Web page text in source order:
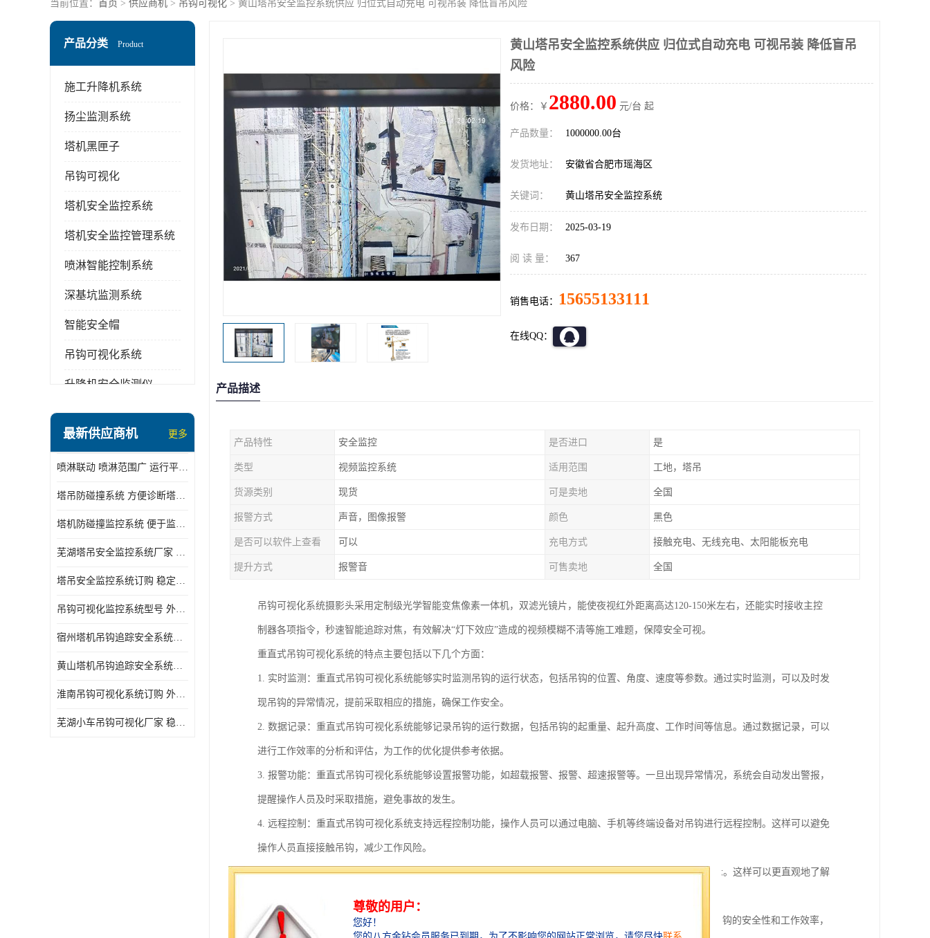
当前位置： 首页 > 供应商机 > 吊钩可视化 > 黄山塔吊安全监控系统供应 归位式自动充电 可视吊装 降低盲吊风险
产品分类 Product
施工升降机系统
扬尘监测系统
塔机黑匣子
吊钩可视化
塔机安全监控系统
塔机安全监控管理系统
喷淋智能控制系统
深基坑监测系统
智能安全帽
吊钩可视化系统
升降机安全监测仪
最新供应商机 更多
喷淋联动 喷淋范围广 运行平稳 噪音小
塔吊防碰撞系统 方便诊断塔机状态 自动变焦智能化跟踪
塔机防碰撞监控系统 便于监督和管理 主要应用于塔机的实时监控
芜湖塔吊安全监控系统厂家 外观简洁大方 减少盲吊引发的事故
塔吊安全监控系统订购 稳定性高 结构清晰稳定
吊钩可视化监控系统型号 外观简洁大方 信号稳定 抗干扰性强
宿州塔机吊钩追踪安全系统厂家 提高工作效率 结构清晰稳定
黄山塔机吊钩追踪安全系统价格 可远程查看 减少盲吊引发的事故
淮南吊钩可视化系统订购 外观简洁大方 体积小 占用空间小
芜湖小车吊钩可视化厂家 稳定性高 可视吊装 降低盲吊风险
黄山塔吊安全监控系统供应 归位式自动充电 可视吊装 降低盲吊
风险
价格：￥ 2880.00 元/台 起
产品数量： 1000000.00台
发货地址： 安徽省合肥市瑶海区
关键词： 黄山塔吊安全监控系统
发布日期： 2025-03-19
阅 读 量： 367
销售电话： 15655133111
在线QQ：
产品描述
产品特性 安全监控 是否进口 是
类型 视频监控系统 适用范围 工地，塔吊
货源类别 现货 可是卖地 全国
报警方式 声音，图像报警 颜色 黑色
是否可以软件上查看 可以 充电方式 接触充电、无线充电、太阳能板充电
提升方式 报警音 可售卖地 全国
吊钩可视化系统摄影头采用定制级光学智能变焦像素一体机，双滤光镜片，能使夜视红外距离高达120-150米左右，还能实时接收主控
制器各项指令，秒速智能追踪对焦，有效解决“灯下效应”造成的视频模糊不清等施工难题，保障安全可视。
重直式吊钩可视化系统的特点主要包括以下几个方面：
1. 实时监测：重直式吊钩可视化系统能够实时监测吊钩的运行状态，包括吊钩的位置、角度、速度等参数。通过实时监测，可以及时发
现吊钩的异常情况，提前采取相应的措施，确保工作安全。
2. 数据记录：重直式吊钩可视化系统能够记录吊钩的运行数据，包括吊钩的起重量、起升高度、工作时间等信息。通过数据记录，可以
进行工作效率的分析和评估，为工作的优化提供参考依据。
3. 报警功能：重直式吊钩可视化系统能够设置报警功能，如超载报警、报警、超速报警等。一旦出现异常情况，系统会自动发出警报，
提醒操作人员及时采取措施，避免事故的发生。
4. 远程控制：重直式吊钩可视化系统支持远程控制功能，操作人员可以通过电脑、手机等终端设备对吊钩进行远程控制。这样可以避免
操作人员直接接触吊钩，减少工作风险。
5. 数据分析：重直式吊钩可视化系统能够对吊钩的运行数据进行分析，生成报表和图表，进行数据可视化展示。这样可以更直观地了解
总之，重直式吊钩可视化系统通过实时监测、数据记录、报警功能、远程控制和数据分析等特点，能够提高吊钩的安全性和工作效率，